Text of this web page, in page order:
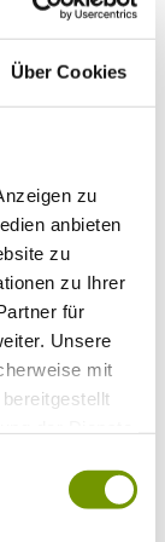
Über Cookies
zu
anbieten
zu
zu Ihrer
für
Unsere
mit